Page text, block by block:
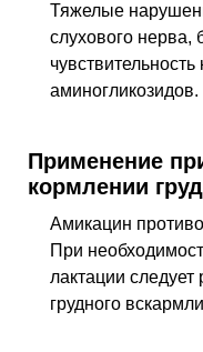
Тяжелые
слухового
аминогликозидов.
Применение
кормлении
Амикацин
При
лактации
грудного